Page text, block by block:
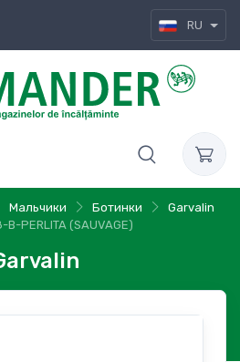
RU
Мальчики Ботинки
Garvalin
B-PERLITA (SAUVAGE)